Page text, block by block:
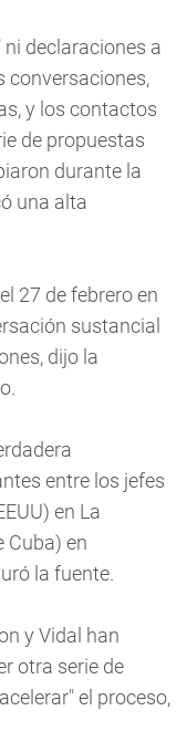
ni declaraciones a
conversaciones,
y los contactos
de propuestas
durante la
una alta
27 de febrero en
sustancial
dijo la
entre los jefes
en La
Cuba) en
la fuente.
y Vidal han
otra serie de
el proceso,